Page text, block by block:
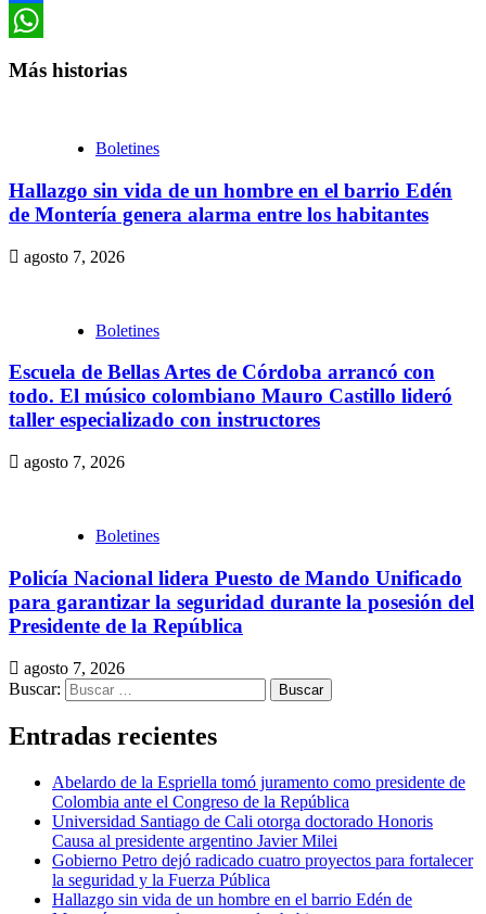
Facebook
Más historias
Boletines
Hallazgo sin vida de un hombre en el barrio Edén
de Montería genera alarma entre los habitantes
agosto 7, 2026
Boletines
Escuela de Bellas Artes de Córdoba arrancó con
todo. El músico colombiano Mauro Castillo lideró
taller especializado con instructores
agosto 7, 2026
Boletines
Policía Nacional lidera Puesto de Mando Unificado
para garantizar la seguridad durante la posesión del
Presidente de la República
agosto 7, 2026
Buscar:
Entradas recientes
Abelardo de la Espriella tomó juramento como presidente de
Colombia ante el Congreso de la República
Universidad Santiago de Cali otorga doctorado Honoris
Causa al presidente argentino Javier Milei
Gobierno Petro dejó radicado cuatro proyectos para fortalecer
la seguridad y la Fuerza Pública
Hallazgo sin vida de un hombre en el barrio Edén de